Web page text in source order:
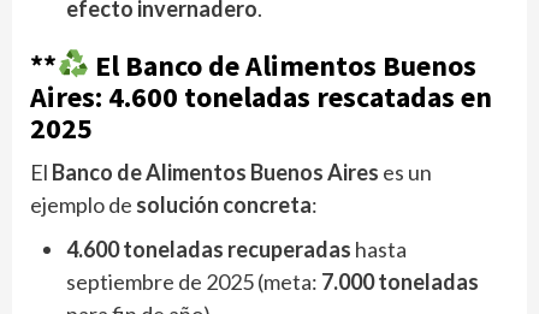
efecto invernadero.
**
El Banco de Alimentos Buenos
Aires: 4.600 toneladas rescatadas en
2025
El Banco de Alimentos Buenos Aires es un
ejemplo de solución concreta:
4.600 toneladas recuperadas hasta
septiembre de 2025 (meta: 7.000 toneladas